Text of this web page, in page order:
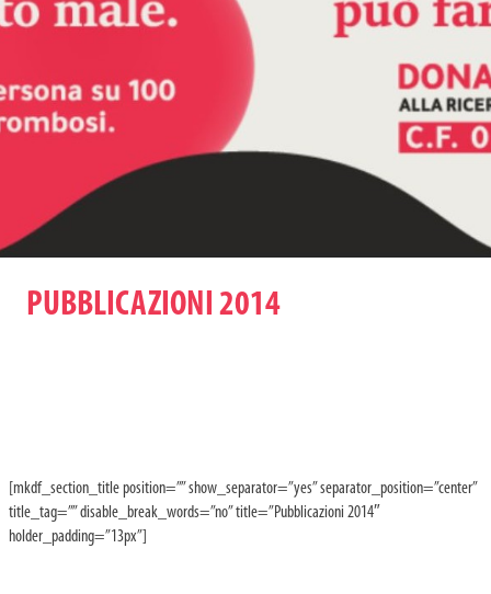
PUBBLICAZIONI 2014
[mkdf_section_title position=”” show_separator=”yes” separator_position=”center”
title_tag=”” disable_break_words=”no” title=”Pubblicazioni 2014″
holder_padding=”13px”]